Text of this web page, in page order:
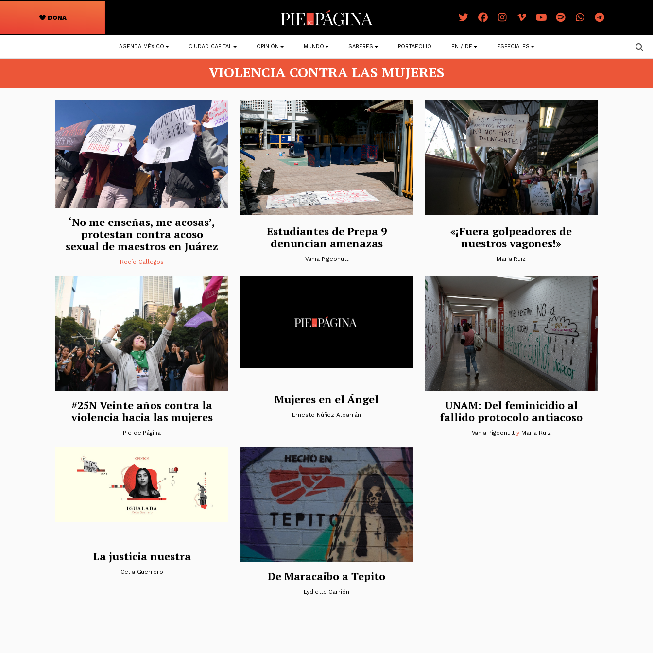
DONA
Navegación
principal
AGENDA MÉXICO CIUDAD CAPITAL OPINIÓN MUNDO SABERES PORTAFOLIO EN / DE ESPECIALES
VIOLENCIA CONTRA LAS MUJERES
‘No me enseñas, me acosas’,
protestan contra acoso
sexual de maestros en Juárez
Rocío Gallegos
Estudiantes de Prepa 9
denuncian amenazas
Vania Pigeonutt
«¡Fuera golpeadores de
nuestros vagones!»
María Ruiz
#25N Veinte años contra la
violencia hacia las mujeres
Pie de Página
Mujeres en el Ángel
Ernesto Núñez Albarrán
UNAM: Del feminicidio al
fallido protocolo antiacoso
Vania Pigeonutty María Ruiz
La justicia nuestra
Celia Guerrero De Maracaibo a Tepito
Lydiette Carrión